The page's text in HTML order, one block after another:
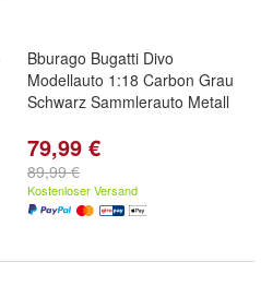
Bburago Bugatti Divo
Modellauto 1:18 Carbon Grau
Schwarz Sammlerauto Metall
79,99 €
89,99 €
Kostenloser Versand